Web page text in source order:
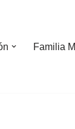
Familia